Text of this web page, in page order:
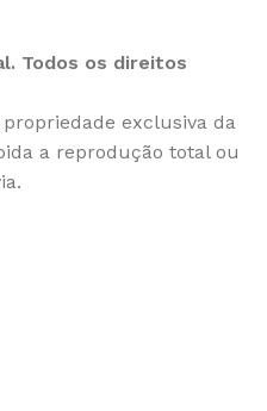
Todos os direitos
exclusiva da
a reprodução total ou